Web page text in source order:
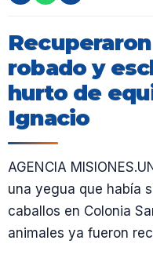
robado y
hurto de
Ignacio
AGENCIA
una yegua que había
caballos en Colonia
animales ya fueron